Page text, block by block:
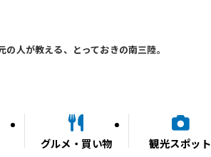
の人が教える、とっておきの南三陸。
グルメ・買い物 観光スポット